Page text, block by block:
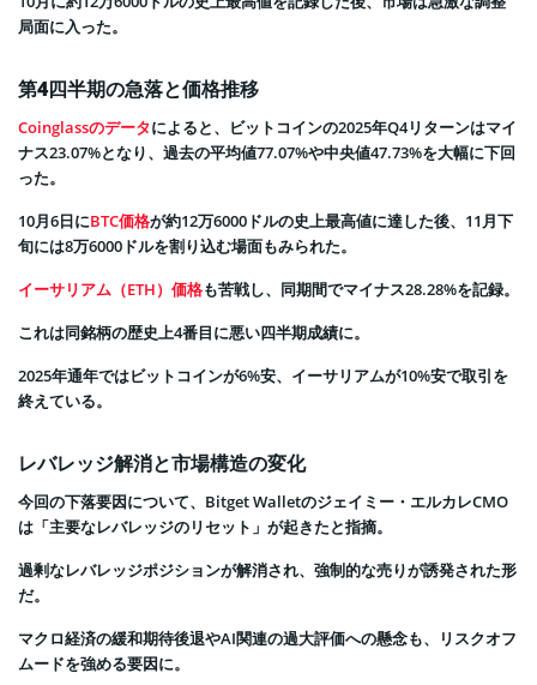
局面に入った。
第4四半期の急落と価格推移
Coinglassのデータによると、ビットコインの2025年Q4リターンはマイ
ナス23.07%となり、過去の平均値77.07%や中央値47.73%を大幅に下回
った。
10月6日にBTC価格が約12万6000ドルの史上最高値に達した後、11月下
旬には8万6000ドルを割り込む場面もみられた。
イーサリアム（ETH）価格も苦戦し、同期間でマイナス28.28%を記録。
これは同銘柄の歴史上4番目に悪い四半期成績に。
2025年通年ではビットコインが6%安、イーサリアムが10%安で取引を
終えている。
レバレッジ解消と市場構造の変化
今回の下落要因について、Bitget Walletのジェイミー・エルカレCMO
は「主要なレバレッジのリセット」が起きたと指摘。
過剰なレバレッジポジションが解消され、強制的な売りが誘発された形
だ。
マクロ経済の緩和期待後退やAI関連の過大評価への懸念も、リスクオフ
ムードを強める要因に。